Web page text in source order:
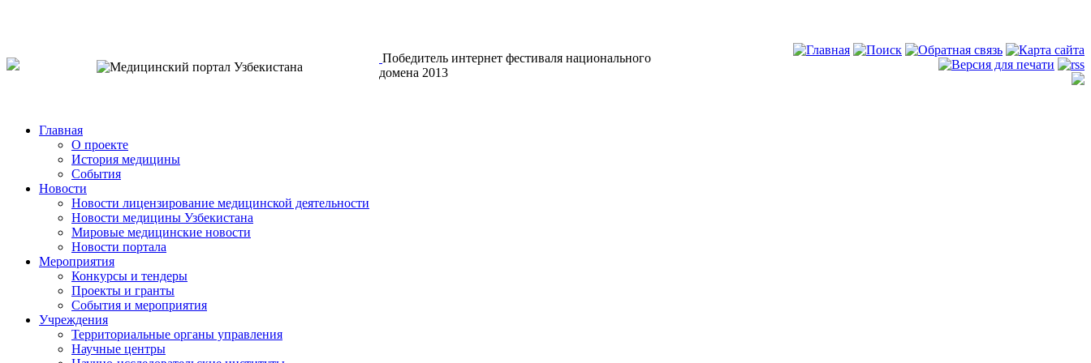
Победитель интернет фестиваля национального
домена 2013
Главная
О проекте
История медицины
События
Новости
Новости лицензирование медицинской деятельности
Новости медицины Узбекистана
Мировые медицинские новости
Новости портала
Мероприятия
Конкурсы и тендеры
Проекты и гранты
События и мероприятия
Учреждения
Территориальные органы управления
Научные центры